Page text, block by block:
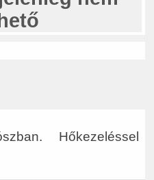
Hőkezeléssel